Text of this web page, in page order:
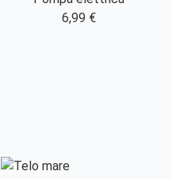
6,99 €